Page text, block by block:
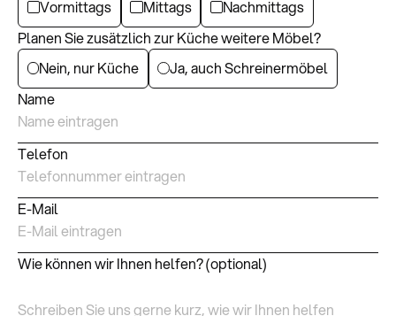
Vormittags
Mittags
Nachmittags
Planen Sie zusätzlich zur Küche weitere Möbel?
Nein, nur Küche
Ja, auch Schreinermöbel
Name
Telefon
E-Mail
Wie können wir Ihnen helfen?(optional)